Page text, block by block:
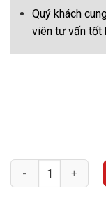
Quý khách
viên tư vấn tốt